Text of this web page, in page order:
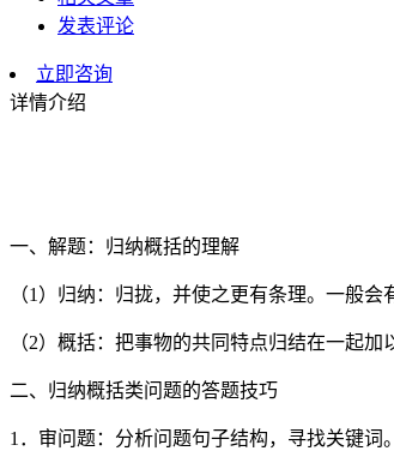
发表评论
立即咨询
详情介绍
一、解题：归纳概括的理解
（1）归纳：归拢，并使之更有条理。一般会
（2）概括：把事物的共同特点归结在一起
二、归纳概括类问题的答题技巧
1．审问题：分析问题句子结构，寻找关键词。